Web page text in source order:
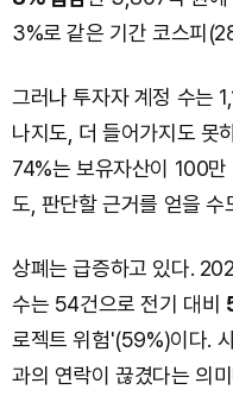
3%로 같은 기간 코스피
그러나 투자자 계정 수는
나지도, 더 들어가지도 못
74%는 보유자산이 100만
도, 판단할 근거를 얻을 수
상폐는 급증하고 있다.
수는 54건으로 전기 대비
로젝트 위험'(59%)이다.
과의 연락이 끊겼다는 의